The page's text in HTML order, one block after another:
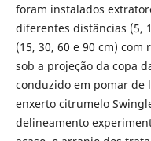
foram instalados
diferentes distâncias (5,
(15, 30, 60 e 90 cm)
sob a projeção da copa
conduzido em pomar de
enxerto citrumelo
delineamento